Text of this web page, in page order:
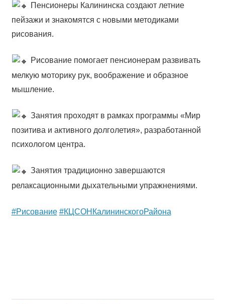
Пенсионеры Калининска создают летние
пейзажи и знакомятся с новыми методиками
рисования.
Рисование помогает пенсионерам развивать
мелкую моторику рук, воображение и образное
мышление.
Занятия проходят в рамках программы «Мир
позитива и активного долголетия», разработанной
психологом центра.
Занятия традиционно завершаются
релаксационными дыхательными упражнениями.
#Рисование #КЦСОНКалининскогоРайона